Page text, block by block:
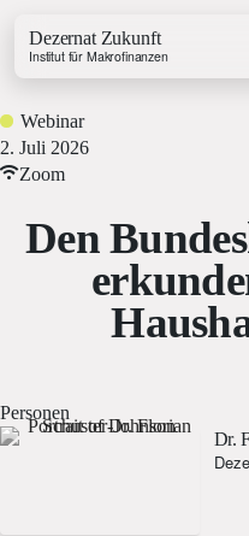
Dezernat Zukunft
Institut für Makrofinanzen
Growth &
Energy
Business
Price
Webinar
2. Juli 2026
Zoom
Den
Personen
Dr.